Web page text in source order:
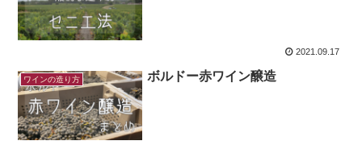
2021.09.17
ワインの造り方 ボルドー赤ワイン醸造